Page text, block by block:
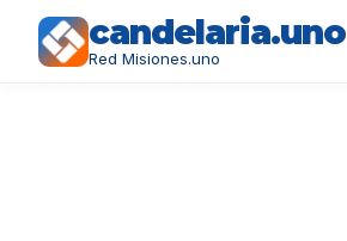
candelaria.uno
Red Misiones.uno